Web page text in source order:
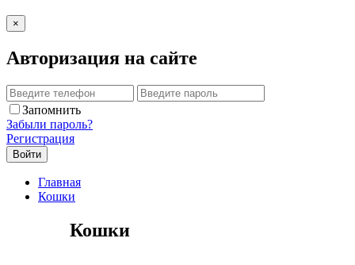
×
Авторизация на сайте
Запомнить
Забыли пароль?
Регистрация
Главная
Кошки
Кошки